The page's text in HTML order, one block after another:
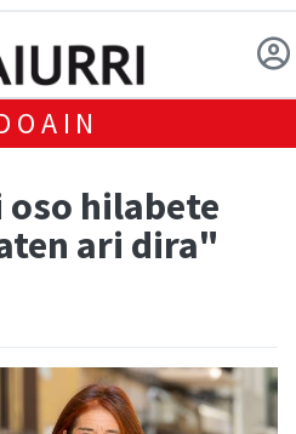
hilabete
ari dira"